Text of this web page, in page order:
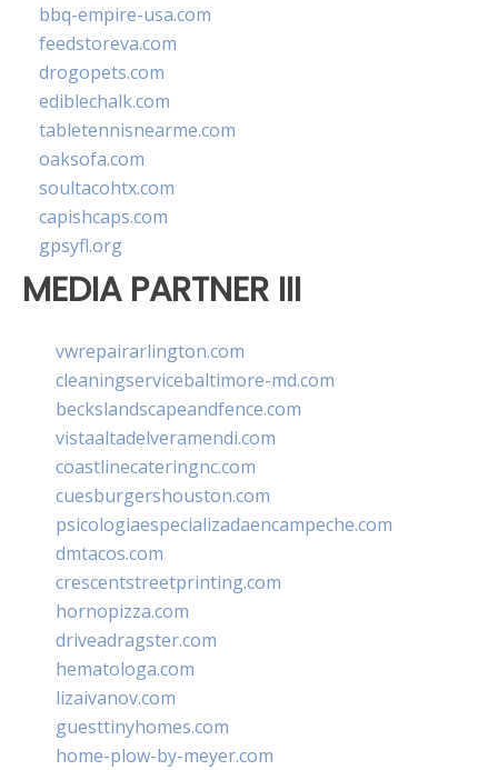
bbq-empire-usa.com
feedstoreva.com
drogopets.com
ediblechalk.com
tabletennisnearme.com
oaksofa.com
soultacohtx.com
capishcaps.com
gpsyfl.org
MEDIA PARTNER III
vwrepairarlington.com
cleaningservicebaltimore-md.com
beckslandscapeandfence.com
vistaaltadelveramendi.com
coastlinecateringnc.com
cuesburgershouston.com
psicologiaespecializadaencampeche.com
dmtacos.com
crescentstreetprinting.com
hornopizza.com
driveadragster.com
hematologa.com
lizaivanov.com
guesttinyhomes.com
home-plow-by-meyer.com